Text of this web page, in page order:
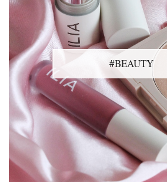
#BEAUTY